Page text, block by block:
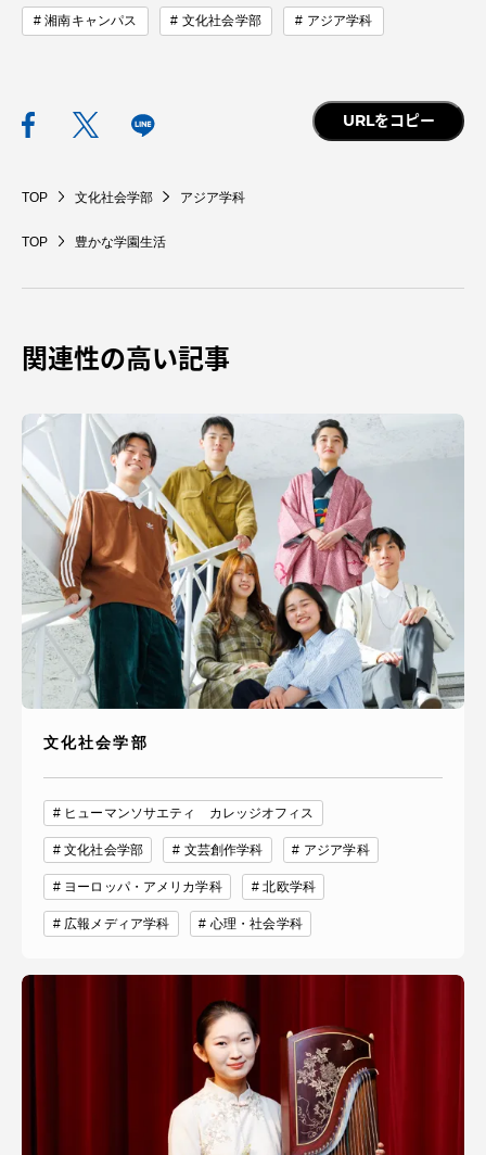
湘南キャンパス 文化社会学部 アジア学科
URLをコピー
TOP 文化社会学部 アジア学科
TOP 豊かな学園生活
関連性の高い記事
文化社会学部
ヒューマンソサエティ カレッジオフィス
文化社会学部 文芸創作学科 アジア学科
ヨーロッパ・アメリカ学科 北欧学科
広報メディア学科 心理・社会学科
卒業にあたってのアンケート
認証評価
教育研究上の目的及び養成する人材像と３つの
ポリシー
資料請求 お問い合わせ
在学生・保護者向けポータル（TIPS） 本学教職員向け情報
中文